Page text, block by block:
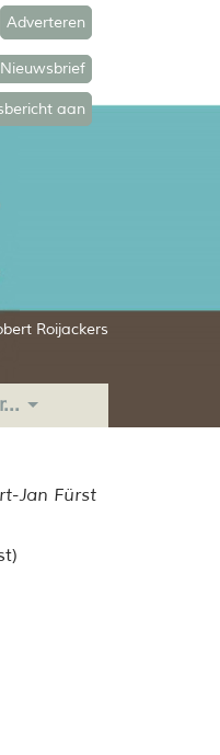
Nieuwsbrief
Adverteren
aan
Roijackers
Jan Fürst